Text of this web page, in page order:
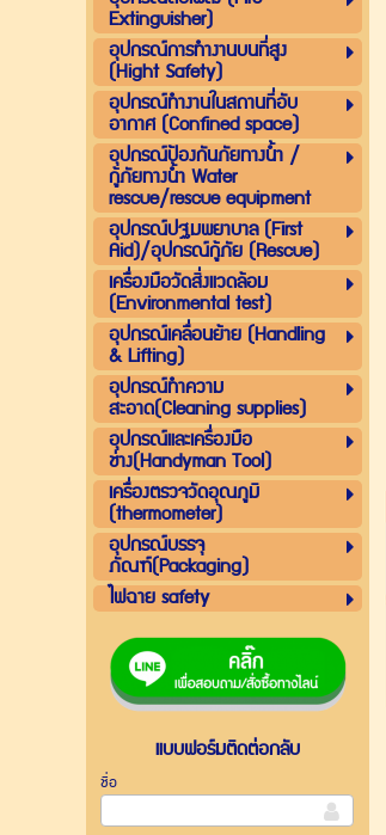
Extinguisher)
อุปกรณ์การทำงานบนที่สูง
(Hight Safety)
อุปกรณ์ทำงานในสถานที่อับ
อากาศ (Confined space)
อุปกรณ์ป้องกันภัยทางน้ำ /
กู้ภัยทางน้ำ Water
rescue/rescue equipment
อุปกรณ์ปฐมพยาบาล (First
Aid)/อุปกรณ์กู้ภัย (Rescue)
เครื่องมือวัดสิ่งแวดล้อม
(Environmental test)
อุปกรณ์เคลื่อนย้าย (Handling
& Lifting)
อุปกรณ์ทำความ
สะอาด(Cleaning supplies)
อุปกรณ์และเครื่องมือ
ช่าง(Handyman Tool)
เครื่องตรวจวัดอุณภูมิ
(thermometer)
อุปกรณ์บรรจุ
ภัณฑ์(Packaging)
ไฟฉาย safety
แบบฟอร์มติดต่อกลับ
ชื่อ